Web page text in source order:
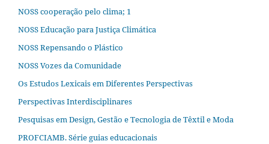
NOSS cooperação pelo clima; 1
NOSS Educação para Justiça Climática
NOSS Repensando o Plástico
NOSS Vozes da Comunidade
Os Estudos Lexicais em Diferentes Perspectivas
Perspectivas Interdisciplinares
Pesquisas em Design, Gestão e Tecnologia de Têxtil e Moda
PROFCIAMB. Série guias educacionais